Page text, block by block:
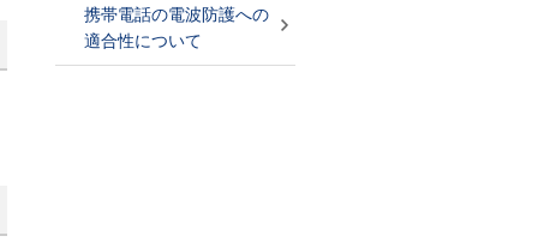
携帯電話の電波防護への
適合性について